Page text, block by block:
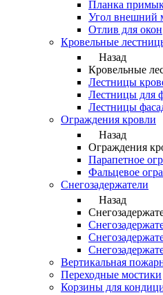
Планка
Угол внешний
Отлив для окон
Кровельные
Назад
Кровельные
Лестницы
Лестницы для
Лестницы
Ограждения кровли
Назад
Ограждения
Парапетное
Фальцевое
Снегозадержатели
Назад
Вертикальная
Переходные мостики
Корзины для